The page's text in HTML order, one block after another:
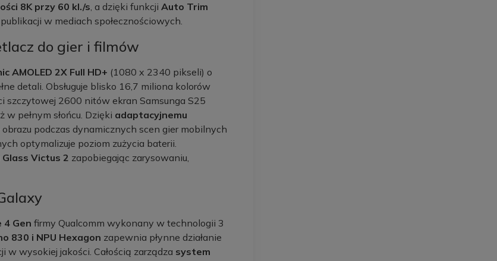
8K przy 60 kl./s, a dzięki funkcji Auto Trim
w mediach społecznościowych.
do gier i filmów
AMOLED 2X Full HD+ (1080 x 2340 pikseli) o
detali. Obsługuje blisko 16,7 miliona kolorów
szczytowej 2600 nitów ekran Samsunga S25
pełnym słońcu. Dzięki adaptacyjnemu
podczas dynamicznych scen gier mobilnych
optymalizuje poziom zużycia baterii.
Victus 2 zapobiegając zarysowaniu,
4 Gen firmy Qualcomm wykonany w technologii 3
830 i NPU Hexagon zapewnia płynne działanie
wysokiej jakości. Całością zarządza system